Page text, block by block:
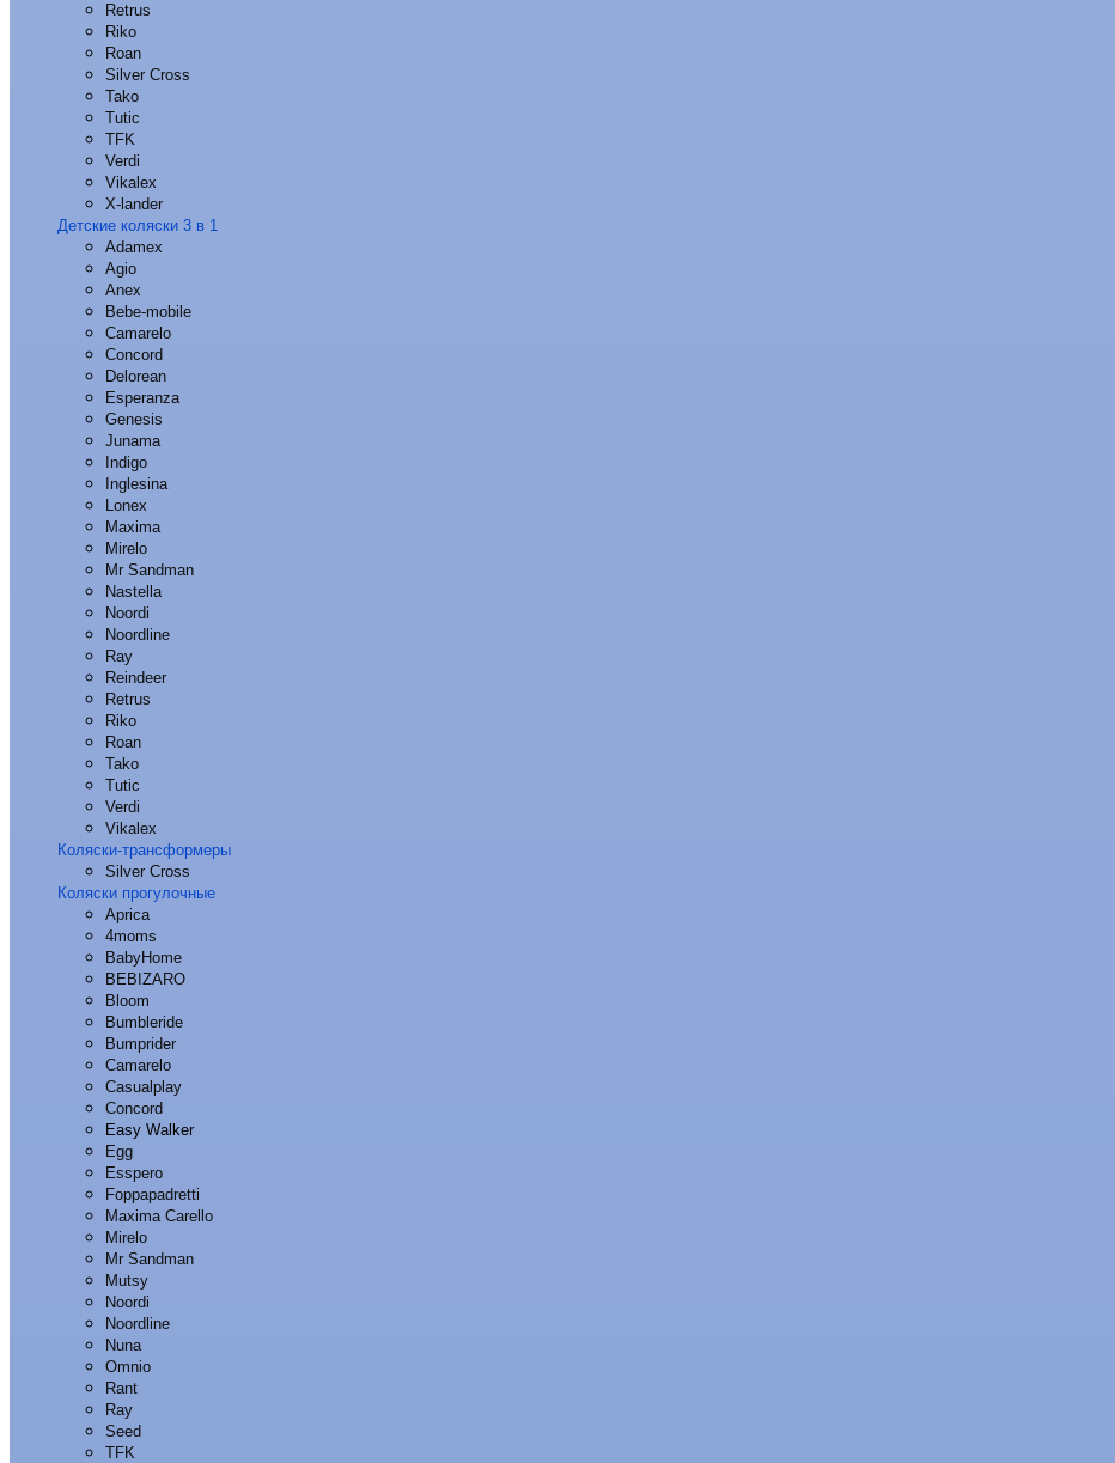
Retrus
Riko
Roan
Silver Cross
Tako
Tutic
TFK
Verdi
Vikalex
X-lander
Детские коляски 3 в 1
Adamex
Agio
Anex
Bebe-mobile
Camarelo
Concord
Delorean
Esperanza
Genesis
Junama
Indigo
Inglesina
Lonex
Maxima
Mirelo
Mr Sandman
Nastella
Noordi
Noordline
Ray
Reindeer
Retrus
Riko
Roan
Tako
Tutic
Verdi
Vikalex
Коляски-трансформеры
Silver Cross
Коляски прогулочные
Aprica
4moms
BabyHome
BEBIZARO
Bloom
Bumbleride
Bumprider
Camarelo
Casualplay
Concord
Easy Walker
Egg
Esspero
Foppapadretti
Maxima Carello
Mirelo
Mr Sandman
Mutsy
Noordi
Noordline
Nuna
Omnio
Rant
Ray
Seed
TFK